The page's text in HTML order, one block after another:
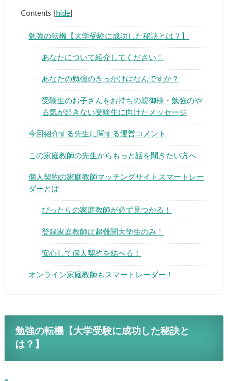
Contents hide]
勉強の転機【大学受験に成功した秘訣とは？】
あなたについて紹介してください！
あなたの勉強のきっかけはなんですか？
受験生のお子さんをお持ちの親御様・勉強のや
る気が起きない受験生に向けたメッセージ
今回紹介する先生に関する運営コメント
この家庭教師の先生からもっと話を聞きたい方へ
個人契約の家庭教師マッチングサイトスマートレー
ダーとは
ぴったりの家庭教師が必ず見つかる！
登録家庭教師は超難関大学生のみ！
安心して個人契約を結べる！
オンライン家庭教師もスマートレーダー！
勉強の転機【大学受験に成功した秘訣と
は？】